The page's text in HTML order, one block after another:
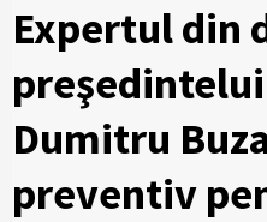
Expertul din
preşedintelui
Dumitru
preventiv